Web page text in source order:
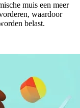
muis een meer
waardoor
belast.